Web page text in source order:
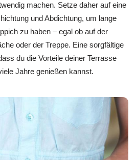
machen. Setze daher auf eine
und Abdichtung, um lange
zu haben – egal ob auf der
oder der Treppe. Eine sorgfältige
du die Vorteile deiner Terrasse
Jahre genießen kannst.